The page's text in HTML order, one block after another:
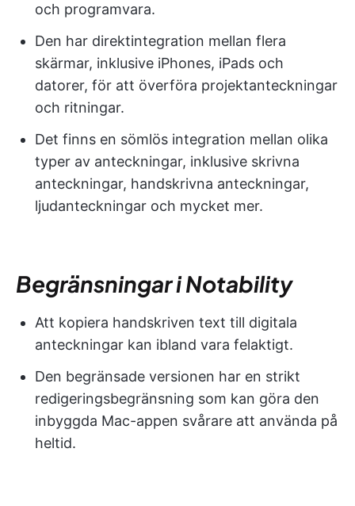
och programvara.
Den har direktintegration mellan flera
skärmar, inklusive iPhones, iPads och
datorer, för att överföra projektanteckningar
och ritningar.
Det finns en sömlös integration mellan olika
typer av anteckningar, inklusive skrivna
anteckningar, handskrivna anteckningar,
ljudanteckningar och mycket mer.
Begränsningar i Notability
Att kopiera handskriven text till digitala
anteckningar kan ibland vara felaktigt.
Den begränsade versionen har en strikt
redigeringsbegränsning som kan göra den
inbyggda Mac-appen svårare att använda på
heltid.